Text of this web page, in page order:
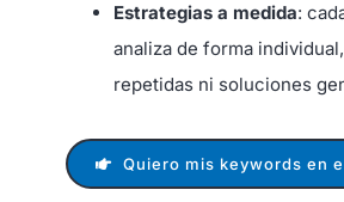
Estrategias a medida:
analiza de forma
repetidas ni soluciones
Quiero mis keywords en